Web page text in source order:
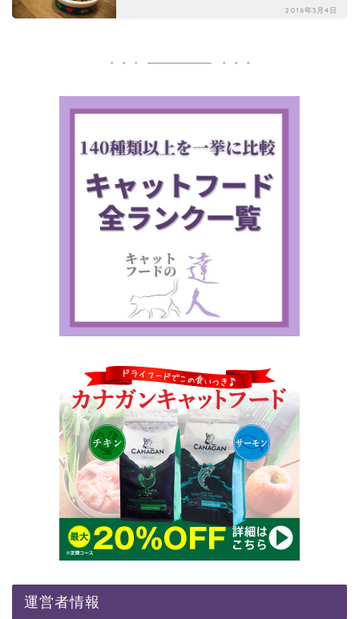
2016年3月4日
運営者情報